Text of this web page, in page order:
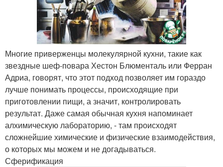
Многие приверженцы молекулярной кухни, такие как
звездные шеф-повара Хестон Блюменталь или Ферран
Адриа, говорят, что этот подход позволяет им гораздо
лучше понимать процессы, происходящие при
приготовлении пищи, а значит, контролировать
результат. Даже самая обычная кухня напоминает
алхимическую лабораторию, - там происходят
сложнейшие химические и физические взаимодействия,
о которых мы можем и не догадываться.
Сферификация